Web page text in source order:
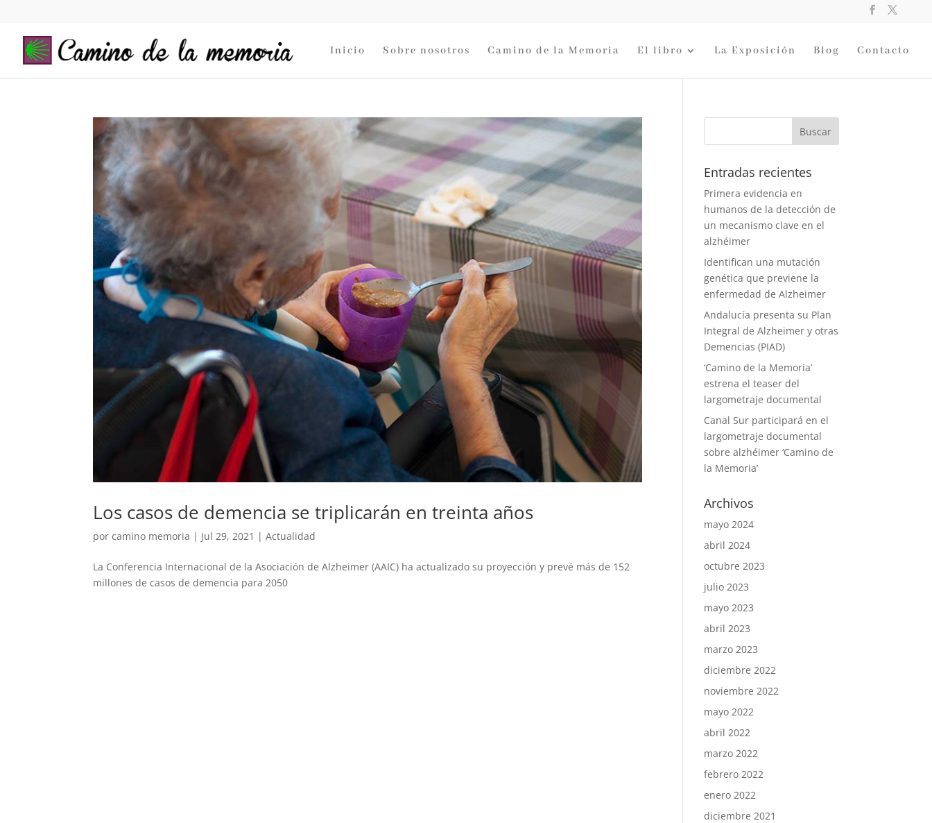
Inicio Sobre nosotros Camino de la Memoria El libro La Exposición Blog Contacto
Los casos de demencia se triplicarán en treinta años
porcamino memoria | Jul 29, 2021 |Actualidad
La Conferencia Internacional de la Asociación de Alzheimer (AAIC) ha actualizado su proyección y prevé más de 152
millones de casos de demencia para 2050
Entradas recientes
Primera evidencia en
humanos de la detección de
un mecanismo clave en el
alzhéimer
Identifican una mutación
genética que previene la
enfermedad de Alzheimer
Andalucía presenta su Plan
Integral de Alzheimer y otras
Demencias (PIAD)
‘Camino de la Memoria’
estrena el teaser del
largometraje documental
Canal Sur participará en el
largometraje documental
sobre alzhéimer ‘Camino de
la Memoria’
Archivos
mayo 2024
abril 2024
octubre 2023
julio 2023
mayo 2023
abril 2023
marzo 2023
diciembre 2022
noviembre 2022
mayo 2022
abril 2022
marzo 2022
febrero 2022
enero 2022
diciembre 2021